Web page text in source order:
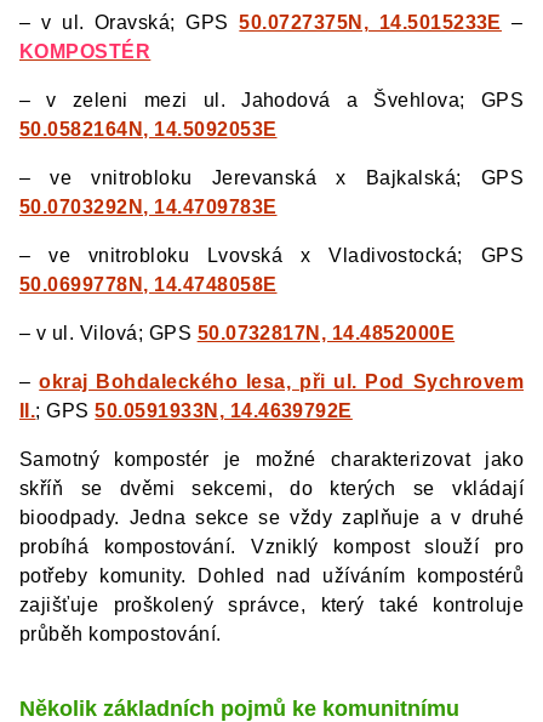
– v ul. Oravská; GPS50.0727375N, 14.5015233E –
KOMPOSTÉR
– v zeleni mezi ul. Jahodová a Švehlova; GPS
50.0582164N, 14.5092053E
– ve vnitrobloku Jerevanská x Bajkalská; GPS
50.0703292N, 14.4709783E
– ve vnitrobloku Lvovská x Vladivostocká; GPS
50.0699778N, 14.4748058E
– v ul. Vilová; GPS 50.0732817N, 14.4852000E
–okraj Bohdaleckého lesa, při ul. Pod Sychrovem
II.; GPS50.0591933N, 14.4639792E
Samotný kompostér je možné charakterizovat jako
skříň se dvěmi sekcemi, do kterých se vkládají
bioodpady. Jedna sekce se vždy zaplňuje a v druhé
probíhá kompostování. Vzniklý kompost slouží pro
potřeby komunity. Dohled nad užíváním kompostérů
zajišťuje proškolený správce, který také kontroluje
průběh kompostování.
Několik základních pojmů ke komunitnímu